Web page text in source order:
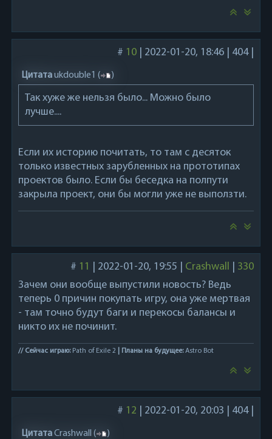
# 10| 2022-01-20, 18:46 404|
Цитатаukdouble1 ( )
Так хуже же нельзя было... Можно было
лучше....
Если их историю почитать, то там с десяток
только известных зарубленных на прототипах
проектов было. Если бы беседка на полпути
закрыла проект, они бы могли уже не выползти.
# 11 2022-01-20, 19:55 Crashwall
330
Зачем они вообще выпустили новость? Ведь
теперь 0 причин покупать игру, она уже мертвая
- там точно будут баги и перекосы балансы и
никто их не починит.
// Сейчас играю:Path of Exile 2 | Планы на будущее:Astro Bot
# 12 2022-01-20, 20:03 404|
ЦитатаCrashwall ( )